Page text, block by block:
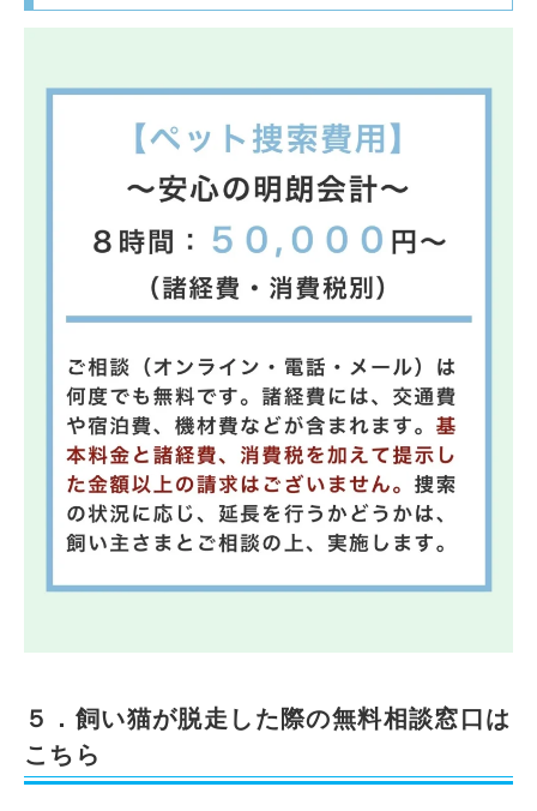
５．飼い猫が脱走した際の無料相談窓口は
こちら